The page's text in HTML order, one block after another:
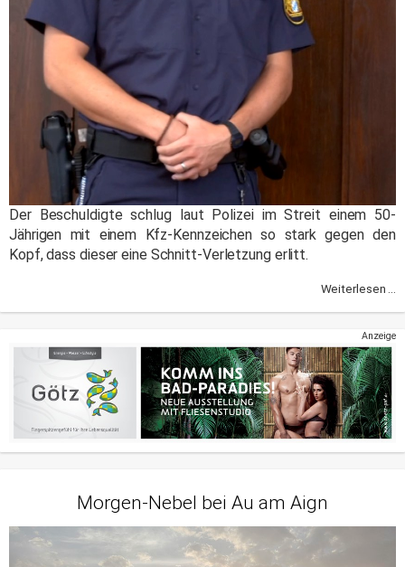
Der Beschuldigte schlug laut Polizei im Streit einem 50-
Jährigen mit einem Kfz-Kennzeichen so stark gegen den
Kopf, dass dieser eine Schnitt-Verletzung erlitt.
Weiterlesen ...
Anzeige
Morgen-Nebel bei Au am Aign